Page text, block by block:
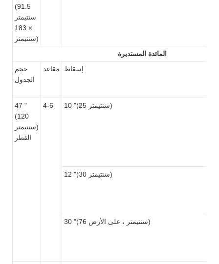
(91.5
سنتيمتر
× 183
سنتيمتر)
المائدة المستديرة
حجم
الجدول
مقاعد إسقاط
47 "
(120
سنتيمتر)
القطر
4-6 10 "(25 سنتيمتر)
12 "(30 سنتيمتر)
30 "(76 سنتيمتر ، على الأرض)